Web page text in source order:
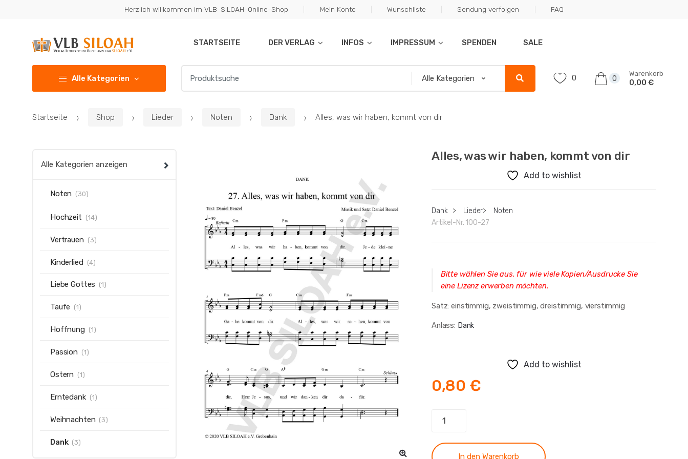
Herzlich willkommen im VLB-SILOAH-Online-Shop Mein Konto Wunschliste Sendung verfolgen FAQ
STARTSEITE DER VERLAG INFOS IMPRESSUM SPENDEN SALE
Alle Kategorien
nach:
0 0
Warenkorb
0,00 €
Startseite Shop Lieder Noten Dank Alles, was wir haben, kommt von dir
Alles, was wir haben, kommt von dir
Add to wishlist
Dank > Lieder>
Noten
Artikel-Nr. 100-27
Bitte wählen Sie aus, für wie viele Kopien/Ausdrucke Sie
eine Lizenz erwerben möchten.
Satz: einstimmig, zweistimmig, dreistimmig, vierstimmig
Anlass: Dank
Add to wishlist
0,80 €
Alles,
wir
haben,
In den Warenkorb
Alle Kategorien anzeigen
Noten (30)
Hochzeit (14)
Vertrauen (3)
Kinderlied (4)
Liebe Gottes (1)
Taufe (1)
Hoffnung (1)
Passion (1)
Ostern (1)
Erntedank (1)
Weihnachten (3)
Dank (3)